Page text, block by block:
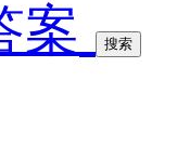
案
搜索